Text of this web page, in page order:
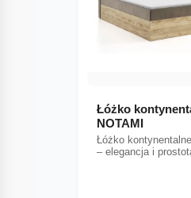
Łóżko
NOTAMI
Łóżko kontynentalne
– elegancja i